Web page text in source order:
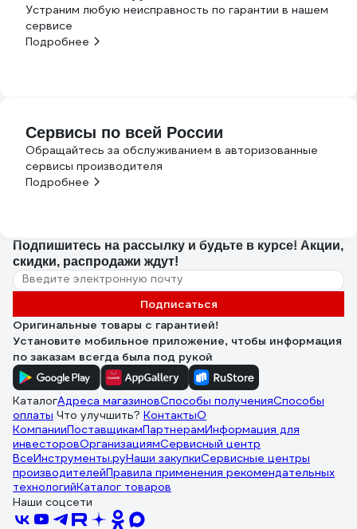
Устраним любую неисправность по гарантии в нашем
сервисе
Подробнее
Сервисы по всей России
Обращайтесь за обслуживанием в авторизованные
сервисы производителя
Подробнее
Подпишитесь на рассылку и будьте в курсе! Акции,
скидки, распродажи ждут!
Подписаться
Оригинальные товары с гарантией!
Установите мобильное приложение, чтобы информация
по заказам всегда была под рукой
КаталогАдреса магазиновСпособы полученияСпособы
оплаты Что улучшить? КонтактыО
КомпанииПоставщикамПартнерамИнформация для
инвесторовОрганизациямСервисный центр
ВсеИнструменты.руНаши закупкиСервисные центры
производителейПравила применения рекомендательных
технологийКаталог товаров
Наши соцсети